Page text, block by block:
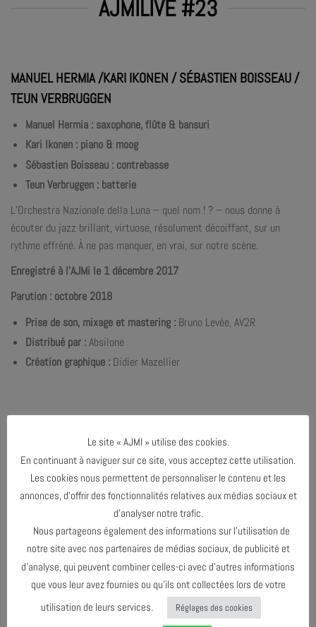
AJMILIVE #23
MANUEL HERMIA /KARI IKONEN / SÉBASTIEN BOISSEAU /
TEUN VERBRUGGEN
Manuel Hermia : saxophone, flûte & bansuri
Kari Ikonen : piano & moog
Sébastien Boisseau : contrebasse
Teun Verbruggen : batterie
L’Orchestra Nazionale della Luna – quel nom ! ? – nous donne à
écouter du jazz brillant, virtuose, résolument décoiffant, sur un
rythme effréné. À ne pas manquer, en vrai, sur notre scène.
Enregistré à l’AJMi le 1 décembre 2017
Parution : octobre 2018
Prise de son, mixage et mastering :Bruno Levée, AV2R
Distribué par :Absilone
Création graphique :Didier Mazellier
Le site « AJMI » utilise des cookies.
En continuant à naviguer sur ce site, vous acceptez cette utilisation.
Les cookies nous permettent de personnaliser le contenu et les
annonces, d’offrir des fonctionnalités relatives aux médias sociaux et
d’analyser notre trafic.
Nous partageons également des informations sur l’utilisation de
notre site avec nos partenaires de médias sociaux, de publicité et
d’analyse, qui peuvent combiner celles-ci avec d’autres informations
que vous leur avez fournies ou qu’ils ont collectées lors de votre
utilisation de leurs services.
Réglages des cookies